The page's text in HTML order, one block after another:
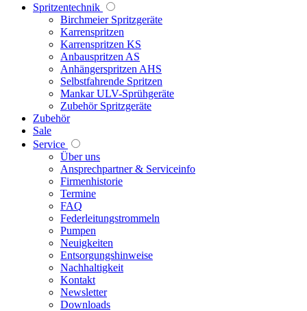
Spritzentechnik
Birchmeier Spritzgeräte
Karrenspritzen
Karrenspritzen KS
Anbauspritzen AS
Anhängerspritzen AHS
Selbstfahrende Spritzen
Mankar ULV-Sprühgeräte
Zubehör Spritzgeräte
Zubehör
Sale
Service
Über uns
Ansprechpartner & Serviceinfo
Firmenhistorie
Termine
FAQ
Federleitungstrommeln
Pumpen
Neuigkeiten
Entsorgungshinweise
Nachhaltigkeit
Kontakt
Newsletter
Downloads